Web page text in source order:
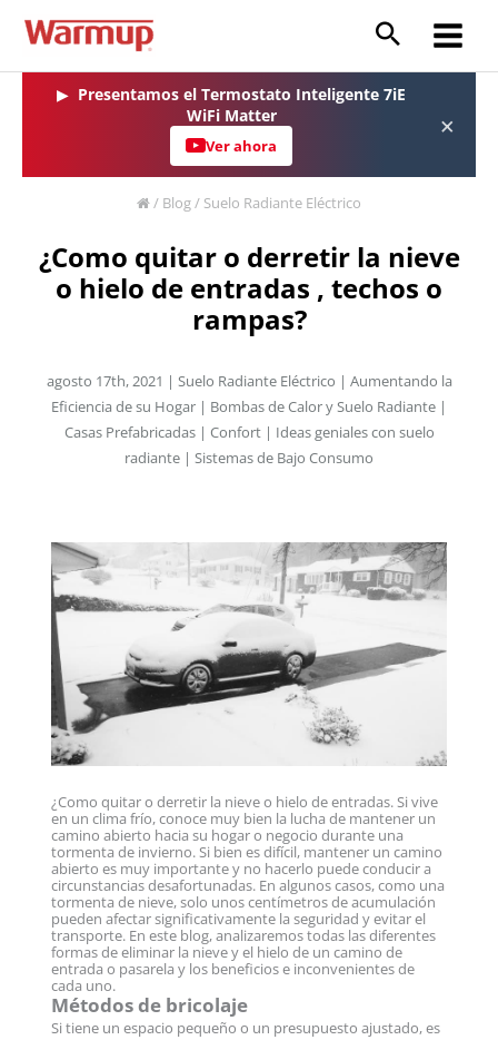
Main
▶ Presentamos el Termostato Inteligente 7iE
WiFi Matter
Ver ahora
×
/ Blog/ Suelo Radiante Eléctrico
¿Como quitar o derretir la nieve
o hielo de entradas , techos o
rampas?
agosto 17th, 2021 | Suelo Radiante Eléctrico | Aumentando la
Eficiencia de su Hogar | Bombas de Calor y Suelo Radiante |
Casas Prefabricadas| Confort| Ideas geniales con suelo
radiante | Sistemas de Bajo Consumo
¿Como quitar o derretir la nieve o hielo de entradas. Si vive
en un clima frío, conoce muy bien la lucha de mantener un
camino abierto hacia su hogar o negocio durante una
tormenta de invierno. Si bien es difícil, mantener un camino
abierto es muy importante y no hacerlo puede conducir a
circunstancias desafortunadas. En algunos casos, como una
tormenta de nieve, solo unos centímetros de acumulación
pueden afectar significativamente la seguridad y evitar el
transporte. En este blog, analizaremos todas las diferentes
formas de eliminar la nieve y el hielo de un camino de
entrada o pasarela y los beneficios e inconvenientes de
cada uno.
Métodos de bricolaje
Si tiene un espacio pequeño o un presupuesto ajustado, es